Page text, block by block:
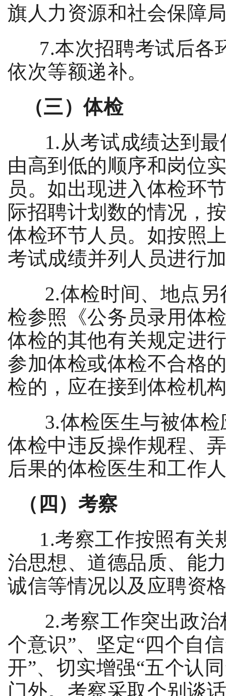
旗人力资源和社会保障
7.本次招聘考试后各
依次等额递补。
（三）体检
1.从考试成绩达到
由高到低的顺序和岗位
员。如出现进入体检环
际招聘计划数的情况，
体检环节人员。如按照
考试成绩并列人员进行
2.体检时间、地点
检参照《公务员录用体
体检的其他有关规定进
参加体检或体检不合格
检的，应在接到体检机
3.体检医生与被体
体检中违反操作规程、
后果的体检医生和工作
（ 四 ）考察
1.考察工作按照有关
治思想、道德品质、能
诚信等情况以及应聘资
2.考察工作突出政
个意识”、坚定“四个自信
开”、切实增强“五个认同
门外。考察采取个别谈